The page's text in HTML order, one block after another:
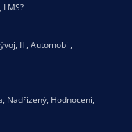
, IT, Automobil,
, Nadřízený, Hodnocení,